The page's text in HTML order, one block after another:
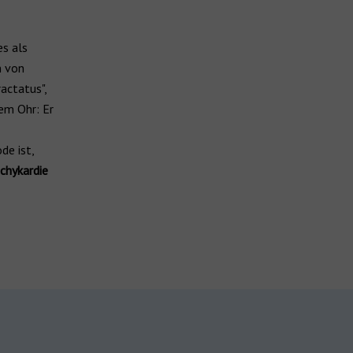
als
von
Ohr: Er
ist,